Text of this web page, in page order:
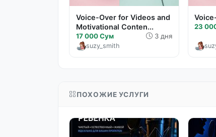
Voice-Over for Videos and
Motivational Conten...
17 000 Сум 3 дня
suzy_smith
23
ПОХОЖИЕ УСЛУГИ